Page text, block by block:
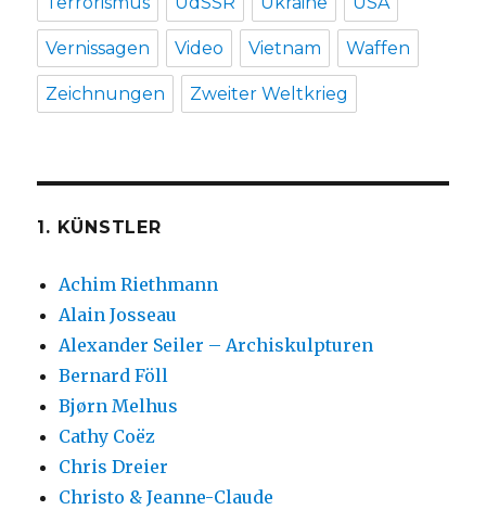
Vernissagen Video Vietnam Waffen
Zeichnungen Zweiter Weltkrieg
1. KÜNSTLER
Achim Riethmann
Alain Josseau
Alexander Seiler – Archiskulpturen
Bernard Föll
Bjørn Melhus
Cathy Coëz
Chris Dreier
Christo & Jeanne-Claude